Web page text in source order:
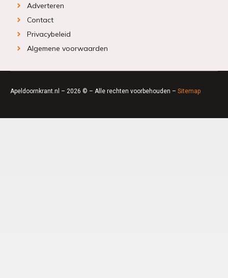
Adverteren
Contact
Privacybeleid
Algemene voorwaarden
Apeldoornkrant.nl – 2026 © – Alle rechten voorbehouden – Sitemap